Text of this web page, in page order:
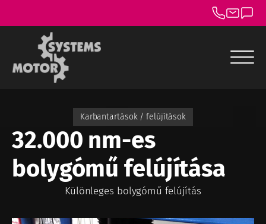
Karbantartások / felújítások
32.000 nm-es
bolygómű felújítása
Különleges bolygómű felújítás